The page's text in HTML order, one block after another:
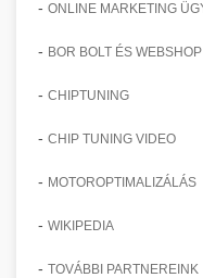
- ONLINE MARKETING
- BOR BOLT ÉS WEBSHOP
- CHIPTUNING
- CHIP TUNING VIDEO
- MOTOROPTIMALIZÁLÁS
- WIKIPEDIA
- TOVÁBBI PARTNEREINK